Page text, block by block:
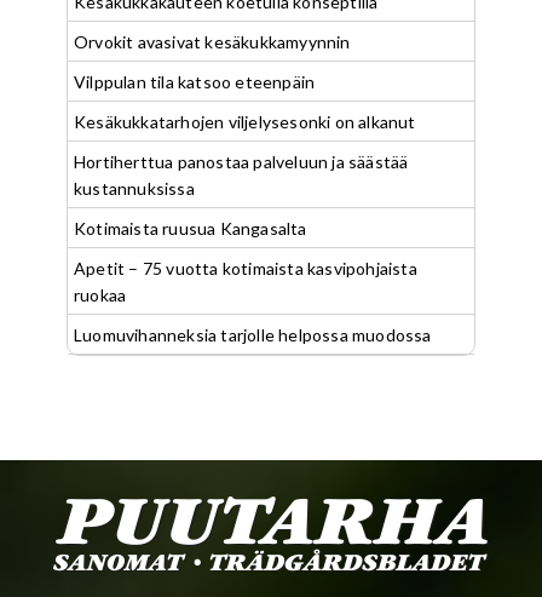
Orvokit avasivat kesäkukkamyynnin
Vilppulan tila katsoo eteenpäin
Kesäkukkatarhojen viljelysesonki on alkanut
Hortiherttua panostaa palveluun ja säästää
kustannuksissa
Kotimaista ruusua Kangasalta
Apetit – 75 vuotta kotimaista kasvipohjaista
ruokaa
Luomuvihanneksia tarjolle helpossa muodossa